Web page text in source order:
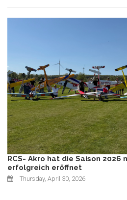
RCS- Akro hat die Saison 2026
erfolgreich eröffnet
Thursday, April 30, 2026